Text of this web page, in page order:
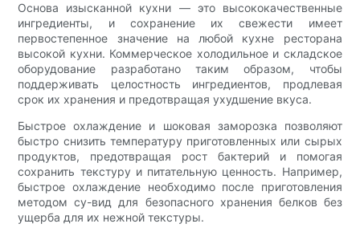
Основа изысканной кухни — это высококачественные
ингредиенты, и сохранение их свежести имеет
первостепенное значение на любой кухне ресторана
высокой кухни. Коммерческое холодильное и складское
оборудование разработано таким образом, чтобы
поддерживать целостность ингредиентов, продлевая
срок их хранения и предотвращая ухудшение вкуса.
Быстрое охлаждение и шоковая заморозка позволяют
быстро снизить температуру приготовленных или сырых
продуктов, предотвращая рост бактерий и помогая
сохранить текстуру и питательную ценность. Например,
быстрое охлаждение необходимо после приготовления
методом су-вид для безопасного хранения белков без
ущерба для их нежной текстуры.